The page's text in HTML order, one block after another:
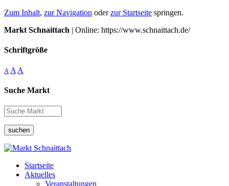
Zum Inhalt, zur Navigation oderzur Startseite springen.
Markt Schnaittach | Online: https://www.schnaittach.de/
Schriftgröße
A A A
Suche Markt
suchen
Startseite
Aktuelles
Veranstaltungen